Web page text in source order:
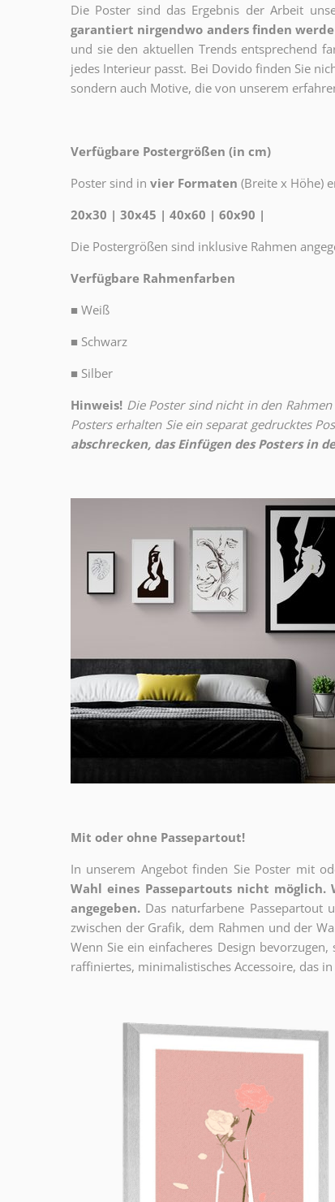
Die Poster sind das Ergebnis der Arbeit
garantiert nirgendwo anders finden
und sie den aktuellen Trends entsprechend
jedes Interieur passt. Bei Dovido finden Sie
sondern auch Motive, die von unserem
Verfügbare Postergrößen (in cm)
Poster sind in vier Formaten (Breite x Höhe)
20x30 | 30x45 | 40x60 | 60x90 |
Die Postergrößen sind inklusive Rahmen
Verfügbare Rahmenfarben
■ Weiß
■ Schwarz
■ Silber
Hinweis! Die Poster sind nicht in den
Posters erhalten Sie ein separat gedrucktes
abschrecken, das Einfügen des Posters in
Mit oder ohne Passepartout!
In unserem Angebot finden Sie Poster mit
Wahl eines Passepartouts nicht möglich.
angegeben. Das naturfarbene Passepartout
zwischen der Grafik, dem Rahmen und der
Wenn Sie ein einfacheres Design
raffiniertes, minimalistisches Accessoire, das